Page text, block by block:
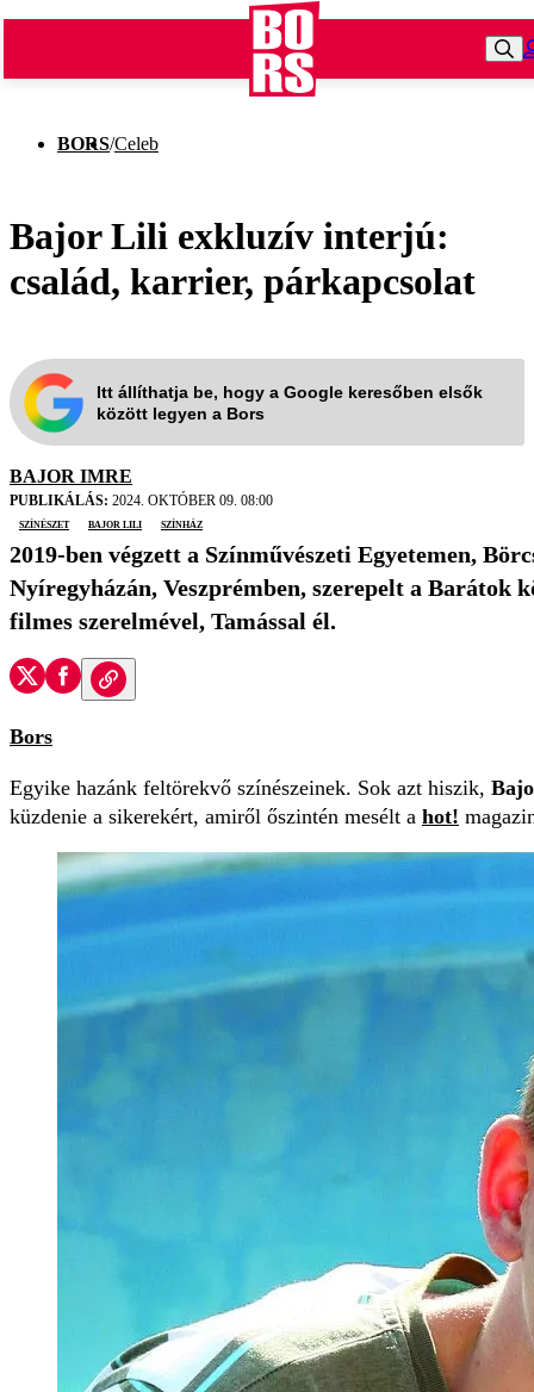
BORS/Celeb
Bajor Lili exkluzív interjú:
család, karrier, párkapcsolat
Itt állíthatja be, hogy a Google keresőben elsők
között legyen a Bors
BAJOR IMRE
PUBLIKÁLÁS: 2024. OKTÓBER 09. 08:00
színészet
Bajor Lili színház
2019-ben végzett a Színművészeti Egyetemen,
Nyíregyházán, Veszprémben, szerepelt a
filmes szerelmével, Tamással él.
Bors
Egyike hazánk feltörekvő színészeinek. Sok azt hiszik,
küzdenie a sikerekért, amiről őszintén mesélt a hot!